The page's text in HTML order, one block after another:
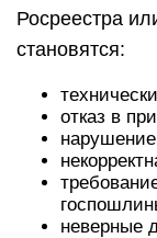
Росреестра
становятся:
отказ в
неверные